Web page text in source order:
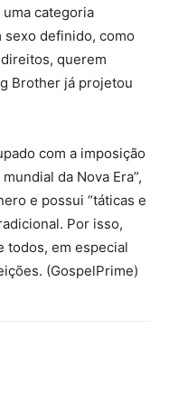
categoria
sexo definido, como
querem
Brother já projetou
com a imposição
da Nova Era”,
e possui “táticas e
Por isso,
todos, em especial
(GospelPrime)